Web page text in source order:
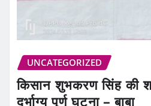
UNCATEGORIZED
किसान शुभकरण सिंह की
दूर्भाग्य पूर्ण घटना – बाबा